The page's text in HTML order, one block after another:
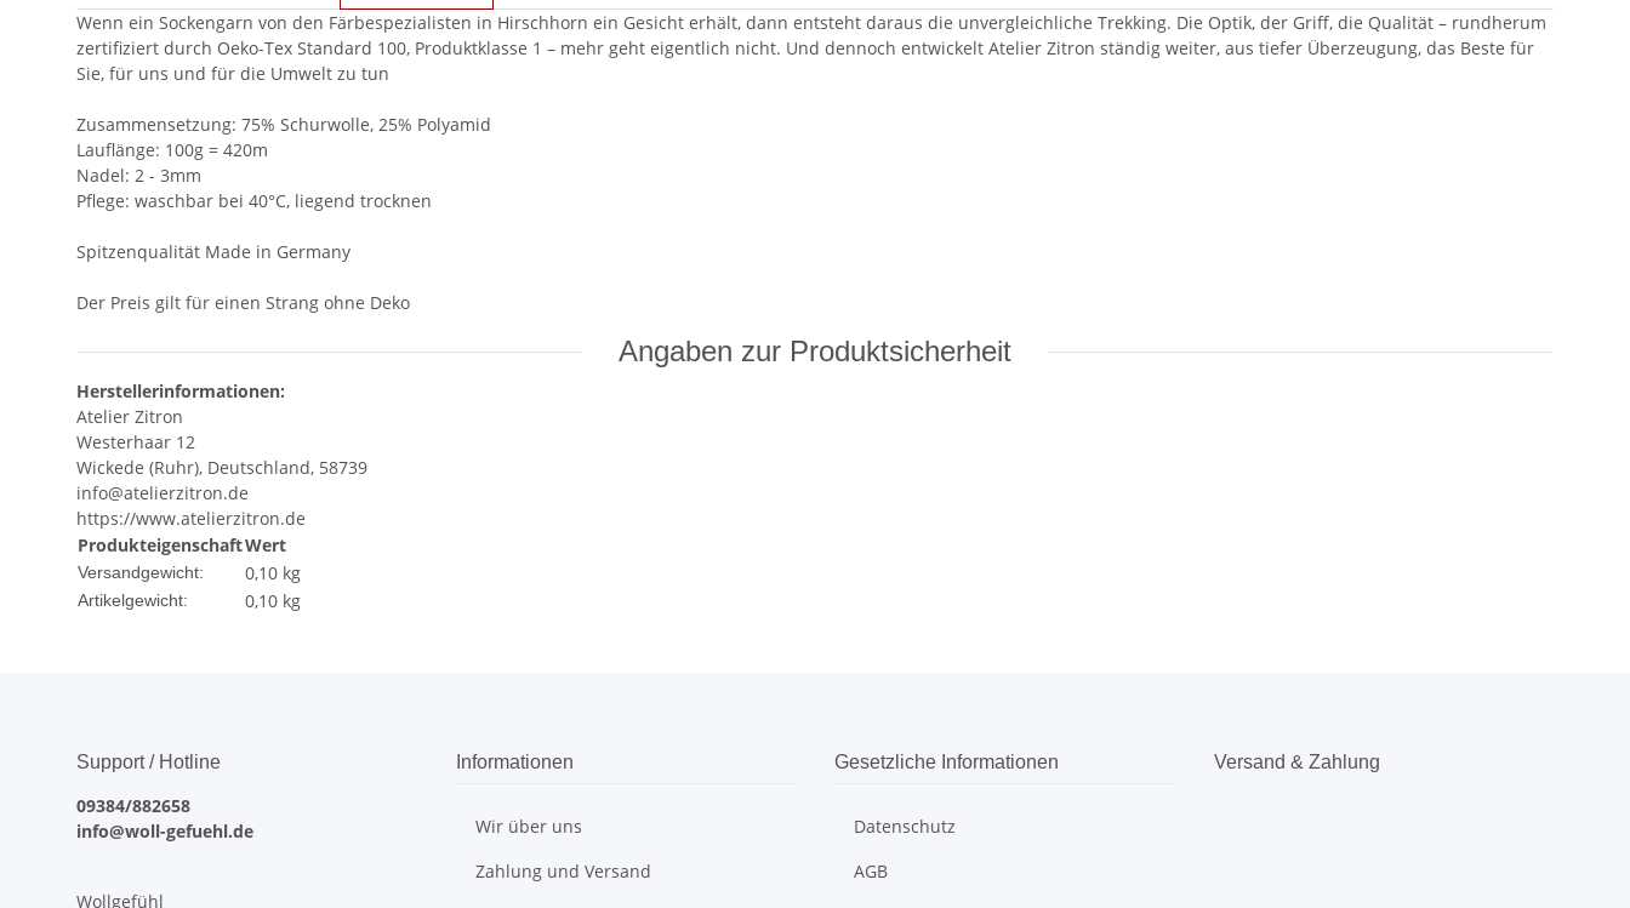
Wenn ein Sockengarn von den Färbespezialisten in Hirschhorn ein Gesicht erhält, dann entsteht daraus die unvergleichliche Trekking. Die Optik, der Griff, die Qualität – rundherum
zertifiziert durch Oeko-Tex Standard 100, Produktklasse 1 – mehr geht eigentlich nicht. Und dennoch entwickelt Atelier Zitron ständig weiter, aus tiefer Überzeugung, das Beste für
Sie, für uns und für die Umwelt zu tun
Zusammensetzung: 75% Schurwolle, 25% Polyamid
Lauflänge: 100g = 420m
Nadel: 2 - 3mm
Pflege: waschbar bei 40°C, liegend trocknen
Spitzenqualität Made in Germany
Der Preis gilt für einen Strang ohne Deko
Angaben zur Produktsicherheit
Herstellerinformationen:
Atelier Zitron
Westerhaar 12
Wickede (Ruhr), Deutschland, 58739
info@atelierzitron.de
https://www.atelierzitron.de
ProdukteigenschaftWert
Versandgewicht: 0,10 kg
Artikelgewicht: 0,10 kg
Support / Hotline
09384/882658
info@woll-gefuehl.de
Wollgefühl
Informationen
Wir über uns
Zahlung und Versand
Gesetzliche Informationen
Datenschutz
AGB
Versand & Zahlung